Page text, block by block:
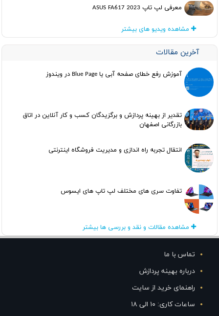
معرفی لپ تاپ ASUS FA617 2023
مشاهده ویدیو های بیشتر
آخرین مقالات
آموزش رفع خطای صفحه آبی یا Blue Page در ویندوز
تقدیر از بهینه پردازش و برگزیدگان کسب و کار آنلاین در اتاق
بازرگانی اصفهان
انتقال تجربه راه اندازی و مدیریت فروشگاه اینترنتی
تفاوت سری های مختلف لپ تاپ های ایسوس
مشاهده مقالات و نقد و بررسی ها بیشتر
تماس با ما
درباره بهینه پردازش
راهنمای خرید از سایت
ساعات کاری: ۱۰ الی ۱۸